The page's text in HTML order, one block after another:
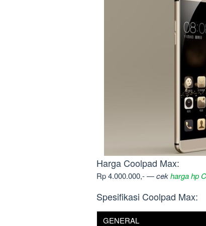
Harga Coolpad Max:
Rp 4.000.000,- —cekharga hp
Spesifikasi Coolpad Max:
GENERAL